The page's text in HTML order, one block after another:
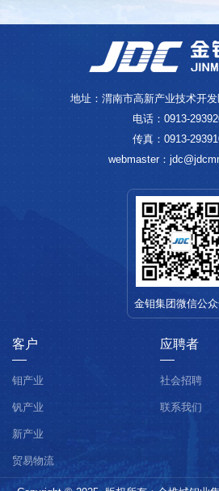
地址：渭南市高新产业技术开
电话：0913-
传真：0913-
webmaster：
金钼集团微信公
客户
钼产业
钒产业
新产业
贸易物流
应聘者
社会招聘
联系我们